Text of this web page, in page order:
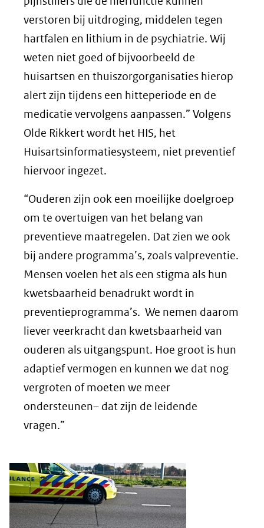
verstoren bij uitdroging, middelen tegen
hartfalen en lithium in de psychiatrie. Wij
weten niet goed of bijvoorbeeld de
huisartsen en thuiszorgorganisaties hierop
alert zijn tijdens een hitteperiode en de
medicatie vervolgens aanpassen.” Volgens
Olde Rikkert wordt het HIS, het
Huisartsinformatiesysteem, niet preventief
hiervoor ingezet.
“Ouderen zijn ook een moeilijke doelgroep
om te overtuigen van het belang van
preventieve maatregelen. Dat zien we ook
bij andere programma’s, zoals valpreventie.
Mensen voelen het als een stigma als hun
kwetsbaarheid benadrukt wordt in
preventieprogramma’s. We nemen daarom
liever veerkracht dan kwetsbaarheid van
ouderen als uitgangspunt. Hoe groot is hun
adaptief vermogen en kunnen we dat nog
vergroten of moeten we meer
ondersteunen– dat zijn de leidende
vragen.”